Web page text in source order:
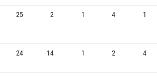
25 2 1 4 1
24 14 1 2 4